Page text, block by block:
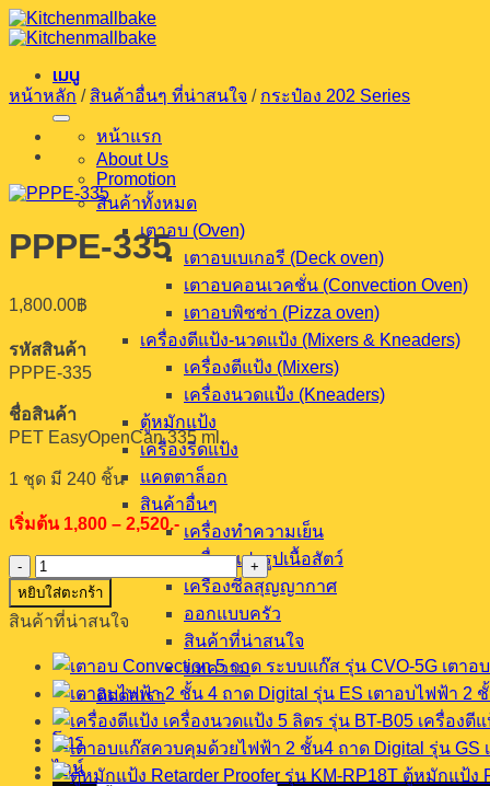
ข้าม
ไป
เนื้อหา
เมนู
หน้าแรก
About Us
Promotion
สินค้าทั้งหมด
เตาอบ (Oven)
เตาอบเบเกอรี (Deck oven)
เตาอบคอนเวคชั่น (Convection Oven)
เตาอบพิซซ่า (Pizza oven)
เครื่องตีแป้ง-นวดแป้ง (Mixers & Kneaders)
เครื่องตีแป้ง (Mixers)
เครื่องนวดแป้ง (Kneaders)
ตู้หมักแป้ง
เครื่องรีดแป้ง
แคตตาล็อก
สินค้าอื่นๆ
เครื่องทำความเย็น
เครื่องแปรรูปเนื้อสัตว์
เครื่องซีลสุญญากาศ
ออกแบบครัว
สินค้าที่น่าสนใจ
บทความ
ติดต่อเรา
โทร
ไลน์
หน้าหลัก / สินค้าอื่นๆ ที่น่าสนใจ / กระป๋อง 202 Series
PPPE-335
1,800.00฿
รหัสสินค้า
PPPE-335
ชื่อสินค้า
PET EasyOpenCan 335 ml.
1 ชุด มี 240 ชิ้น
เริ่มต้น 1,800 – 2,520.-
จำนวน
PPPE-
335
หยิบใส่ตะกร้า
สินค้าที่น่าสนใจ
เตาอ
เตาอบไฟฟ้า 2
เครื่องตี
ตู้หมักแป้ง